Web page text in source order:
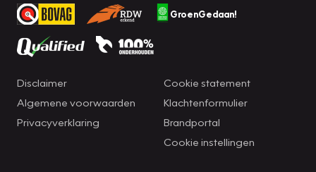
GroenGedaan!
Disclaimer
Algemene voorwaarden
Privacyverklaring
Cookie statement
Klachtenformulier
Brandportal
Cookie instellingen